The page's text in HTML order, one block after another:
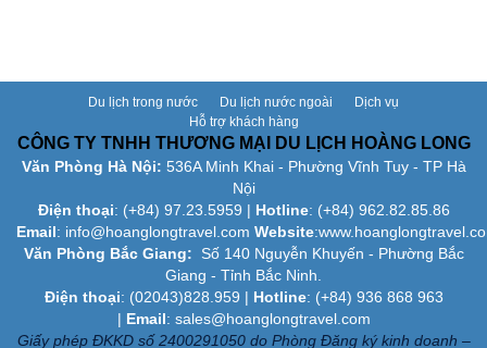
Du lịch trong nước Du lịch nước ngoài
Dịch vụ
Hỗ trợ khách hàng
CÔNG TY TNHH THƯƠNG MẠI DU LỊCH HOÀNG LONG
Văn Phòng Hà Nội: 536A Minh Khai - Phường Vĩnh Tuy - TP Hà
Nội
Điện thoại: (+84) 97.23.5959 | Hotline: (+84) 962.82.85.86
Email: info@hoanglongtravel.com Website:www.
Văn Phòng Bắc Giang: Số 140 Nguyễn Khuyến - Phường Bắc
Giang - Tỉnh Bắc Ninh.
Điện thoại: (02043)828.959 | Hotline: (+84) 936 868 963
| Email: sales@hoanglongtravel.com
Giấy phép ĐKKD số 2400291050 do Phòng Đăng ký kinh doanh –